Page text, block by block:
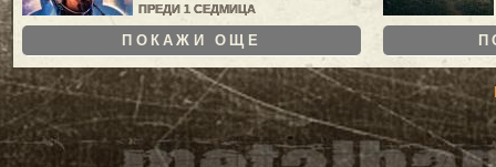
ПРЕДИ 1 СЕДМИЦА
ПОКАЖИ ОЩЕ